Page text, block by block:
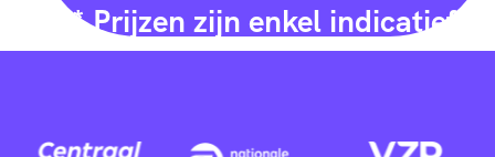
* Prijzen zijn enkel indicatief